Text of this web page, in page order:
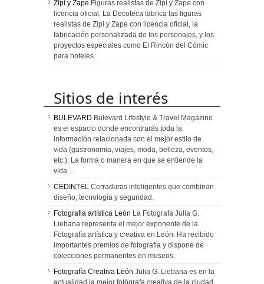
Zipi y Zape Figuras realistas de Zipi y Zape con
licencia oficial. La Decoteca fabrica las figuras
realistas de Zipi y Zape con licencia oficial, la
fabricación personalizada de los personajes, y los
proyectos especiales como El Rincón del Cómic
para hoteles.
Sitios de interés
BULEVARD Bulevard Lifestyle & Travel Magazine
es el espacio donde encontrarás toda la
información relacionada con el mejor estilo de
vida (gastronomia, viajes, moda, belleza, eventos,
etc.). La forma o manera en que se entiende la
vida…
CEDINTEL Cerraduras inteligentes que combinan
diseño, tecnología y seguridad.
Fotografia artística León La Fotografa Julia G.
Liebana representa el mejor exponente de la
Fotografía artística y creativa en León. Ha recibido
importantes premios de fotografía y dispone de
colecciones permanentes en museos.
Fotografía Creativa León Julia G. Liebana es en la
actualidad la mejor fotógrafa creativa de la ciudad